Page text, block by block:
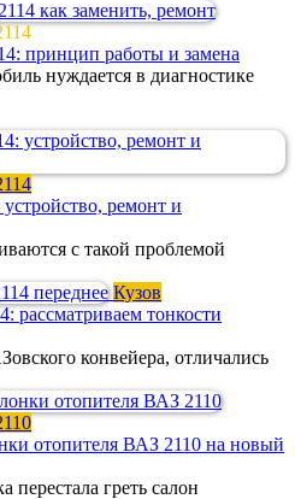
принцип работы и замена
нуждается в диагностике
ремонт и
с такой проблемой
Кузов
рассматриваем тонкости
конвейера, отличались
отопителя ВАЗ 2110 на новый
греть салон